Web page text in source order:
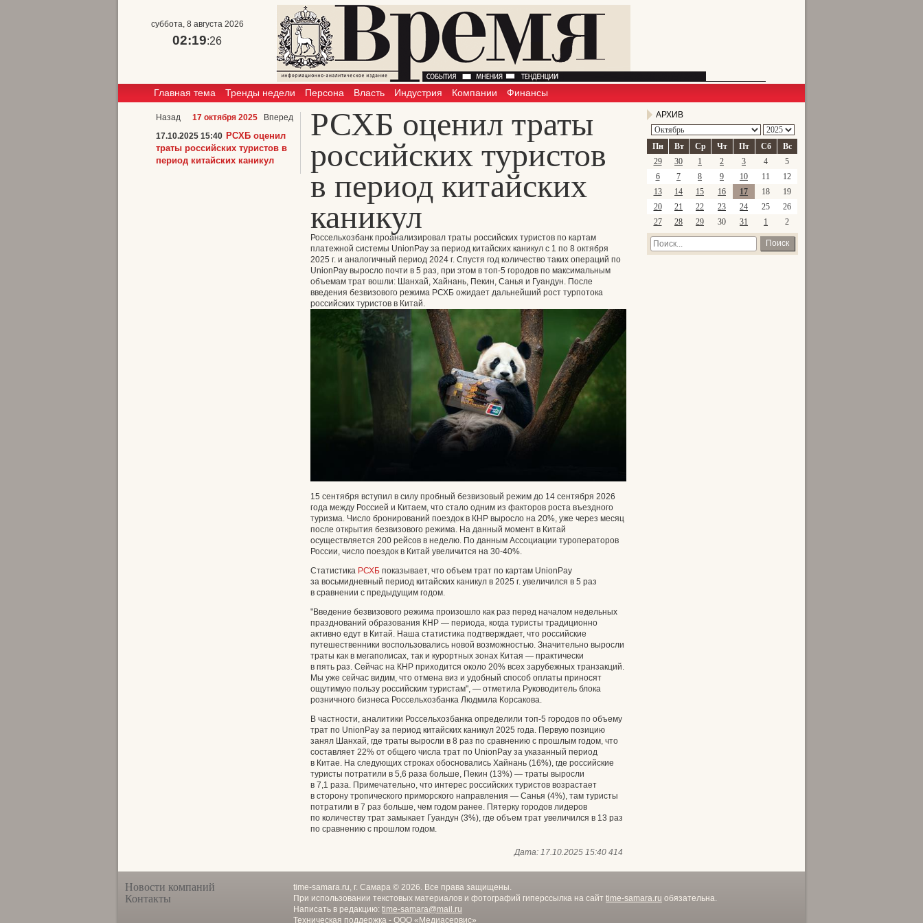
суббота, 8 августа 2026
02:19:27
Главная тема Тренды недели Персона Власть Индустрия Компании Финансы
РСХБ оценил траты
российских туристов
в период китайских
каникул
Россельхозбанк проанализировал траты российских туристов по картам
платежной системы UnionPay за период китайских каникул с 1 по 8 октября
2025 г. и аналогичный период 2024 г. Спустя год количество таких операций по
UnionPay выросло почти в 5 раз, при этом в топ-5 городов по максимальным
объемам трат вошли: Шанхай, Хайнань, Пекин, Санья и Гуандун. После
введения безвизового режима РСХБ ожидает дальнейший рост турпотока
российских туристов в Китай.
15 сентября вступил в силу пробный безвизовый режим до 14 сентября 2026
года между Россией и Китаем, что стало одним из факторов роста въездного
туризма. Число бронирований поездок в КНР выросло на 20%, уже через месяц
после открытия безвизового режима. На данный момент в Китай
осуществляется 200 рейсов в неделю. По данным Ассоциации туроператоров
России, число поездок в Китай увеличится на 30-40%.
Статистика РСХБ показывает, что объем трат по картам UnionPay
за восьмидневный период китайских каникул в 2025 г. увеличился в 5 раз
в сравнении с предыдущим годом.
"Введение безвизового режима произошло как раз перед началом недельных
празднований образования КНР — периода, когда туристы традиционно
активно едут в Китай. Наша статистика подтверждает, что российские
путешественники воспользовались новой возможностью. Значительно выросли
траты как в мегаполисах, так и курортных зонах Китая — практически
в пять раз. Сейчас на КНР приходится около 20% всех зарубежных транзакций.
Мы уже сейчас видим, что отмена виз и удобный способ оплаты приносят
ощутимую пользу российским туристам", — отметила Руководитель блока
розничного бизнеса Россельхозбанка Людмила Корсакова.
В частности, аналитики Россельхозбанка определили топ-5 городов по объему
трат по UnionPay за период китайских каникул 2025 года. Первую позицию
занял Шанхай, где траты выросли в 8 раз по сравнению с прошлым годом, что
составляет 22% от общего числа трат по UnionPay за указанный период
в Китае. На следующих строках обосновались Хайнань (16%), где российские
туристы потратили в 5,6 раза больше, Пекин (13%) — траты выросли
в 7,1 раза. Примечательно, что интерес российских туристов возрастает
в сторону тропического приморского направления — Санья (4%), там туристы
потратили в 7 раз больше, чем годом ранее. Пятерку городов лидеров
по количеству трат замыкает Гуандун (3%), где объем трат увеличился в 13 раз
по сравнению с прошлом годом.
Дата: 17.10.2025 15:40 414
Назад 17 октября 2025
Вперед
17.10.2025 15:40 РСХБ оценил
траты российских туристов в
период китайских каникул
АРХИВ
Пн Вт Ср Чт Пт Сб
Вс
29
30 1 2 3 4
5
6
7 8 9 10 11
12
13
14 15 16 17 18
19
20
21 22 23 24 25
26
27
28 29 30 31 1 2
Поиск
Новости компаний
Контакты
time-samara.ru, г. Самара © 2026. Все права защищены.
При использовании текстовых материалов и фотографий гиперссылка на сайт time-samara.ru обязательна.
Написать в редакцию: time-samara@mail.ru
Техническая поддержка - ООО «Медиасервис»